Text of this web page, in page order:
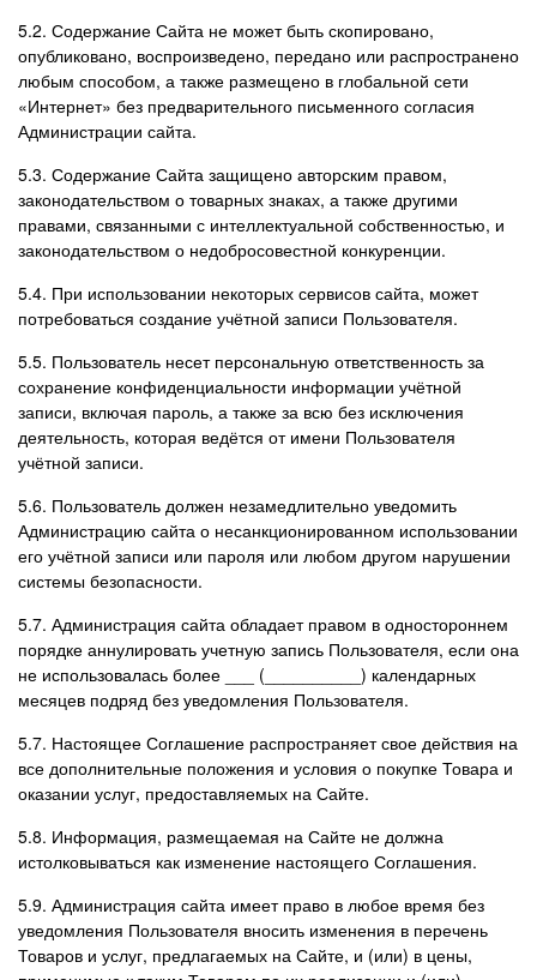
5.2. Содержание Сайта не может быть скопировано,
опубликовано, воспроизведено, передано или распространено
любым способом, а также размещено в глобальной сети
«Интернет» без предварительного письменного согласия
Администрации сайта.
5.3. Содержание Сайта защищено авторским правом,
законодательством о товарных знаках, а также другими
правами, связанными с интеллектуальной собственностью, и
законодательством о недобросовестной конкуренции.
5.4. При использовании некоторых сервисов сайта, может
потребоваться создание учётной записи Пользователя.
5.5. Пользователь несет персональную ответственность за
сохранение конфиденциальности информации учётной
записи, включая пароль, а также за всю без исключения
деятельность, которая ведётся от имени Пользователя
учётной записи.
5.6. Пользователь должен незамедлительно уведомить
Администрацию сайта о несанкционированном использовании
его учётной записи или пароля или любом другом нарушении
системы безопасности.
5.7. Администрация сайта обладает правом в одностороннем
порядке аннулировать учетную запись Пользователя, если она
не использовалась более ___ (__________) календарных
месяцев подряд без уведомления Пользователя.
5.7. Настоящее Соглашение распространяет свое действия на
все дополнительные положения и условия о покупке Товара и
оказании услуг, предоставляемых на Сайте.
5.8. Информация, размещаемая на Сайте не должна
истолковываться как изменение настоящего Соглашения.
5.9. Администрация сайта имеет право в любое время без
уведомления Пользователя вносить изменения в перечень
Товаров и услуг, предлагаемых на Сайте, и (или) в цены,